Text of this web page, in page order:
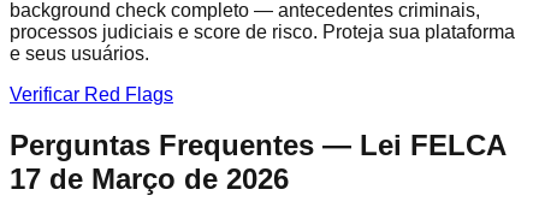
background check completo — antecedentes criminais,
processos judiciais e score de risco. Proteja sua plataforma
e seus usuários.
Verificar Red Flags
Perguntas Frequentes — Lei FELCA
17 de Março de 2026